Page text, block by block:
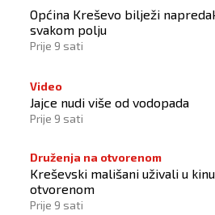
Općina Kreševo bilježi
svakom polju
Prije 9 sati
Video
Jajce nudi više od vodopada
Prije 9 sati
Druženja na otvorenom
Kreševski mališani uživali u
otvorenom
Prije 9 sati